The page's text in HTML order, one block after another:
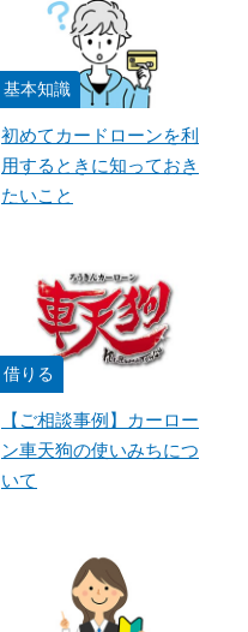
基本知識
初めてカードローンを利
用するときに知っておき
たいこと
借りる
【ご相談事例】カーロー
ン車天狗の使いみちにつ
いて